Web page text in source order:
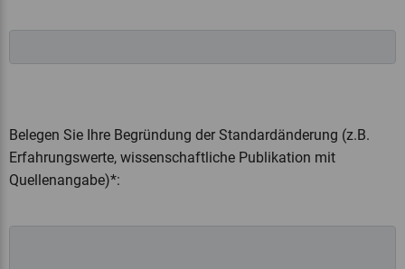
Belegen Sie Ihre Begründung der Standardänderung (z.B.
Erfahrungswerte, wissenschaftliche Publikation mit
Quellenangabe)*: